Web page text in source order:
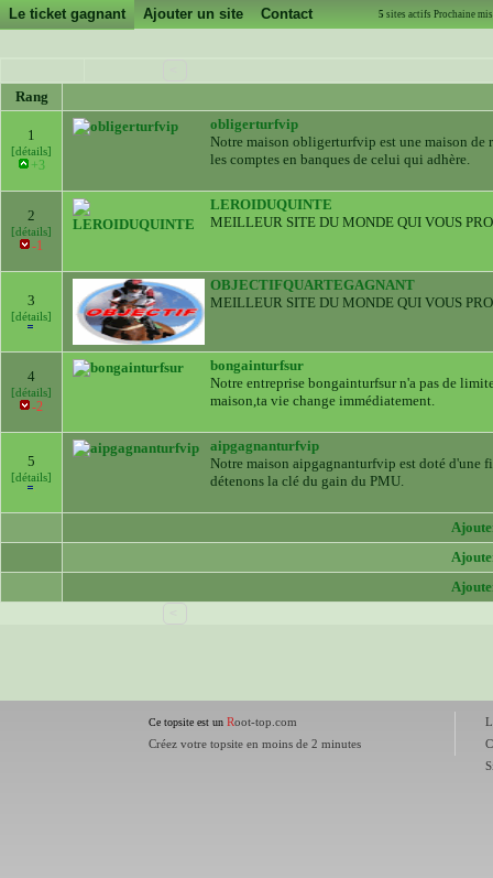
Le ticket gagnant Ajouter un site Contact 5 sites actifs Prochaine
Rang
1
[détails]
+3
obligerturfvip
Notre maison obligerturfvip est une maison
les comptes en banques de celui qui adhère.
2
[détails]
-1
LEROIDUQUINTE
MEILLEUR SITE DU MONDE QUI VOUS
3
[détails]
OBJECTIFQUARTEGAGNANT
MEILLEUR SITE DU MONDE QUI VOUS
4
[détails]
-2
bongainturfsur
Notre entreprise bongainturfsur n'a pas de
maison,ta vie change immédiatement.
5
[détails]
aipgagnanturfvip
Notre maison aipgagnanturfvip est doté d'une
détenons la clé du gain du PMU.
Ce topsite est un Root-top.com
Créez votre topsite en moins de 2 minutes